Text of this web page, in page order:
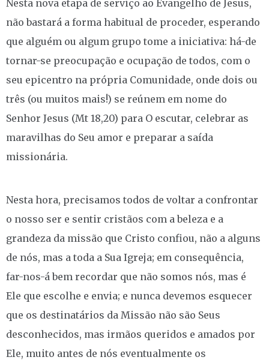
Nesta nova etapa de serviço ao Evangelho de Jesus,
não bastará a forma habitual de proceder, esperando
que alguém ou algum grupo tome a iniciativa: há-de
tornar-se preocupação e ocupação de todos, com o
seu epicentro na própria Comunidade, onde dois ou
três (ou muitos mais!) se reúnem em nome do
Senhor Jesus (Mt 18,20) para O escutar, celebrar as
maravilhas do Seu amor e preparar a saída
missionária.
Nesta hora, precisamos todos de voltar a confrontar
o nosso ser e sentir cristãos com a beleza e a
grandeza da missão que Cristo confiou, não a alguns
de nós, mas a toda a Sua Igreja; em consequência,
far-nos-á bem recordar que não somos nós, mas é
Ele que escolhe e envia; e nunca devemos esquecer
que os destinatários da Missão não são Seus
desconhecidos, mas irmãos queridos e amados por
Ele, muito antes de nós eventualmente os